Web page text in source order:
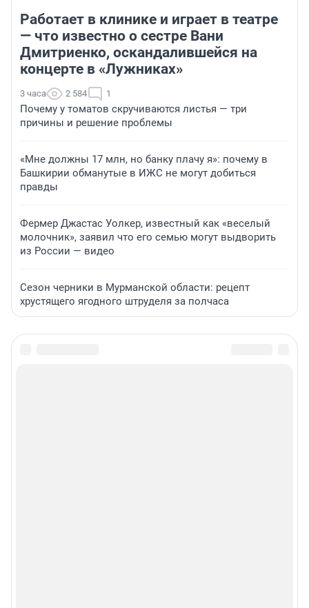
Работает в клинике и играет в театре
— что известно о сестре Вани
Дмитриенко, оскандалившейся на
концерте в «Лужниках»
3 часа 2 584 1
Почему у томатов скручиваются листья — три
причины и решение проблемы
«Мне должны 17 млн, но банку плачу я»: почему в
Башкирии обманутые в ИЖС не могут добиться
правды
Фермер Джастас Уолкер, известный как «веселый
молочник», заявил что его семью могут выдворить
из России — видео
Сезон черники в Мурманской области: рецепт
хрустящего ягодного штруделя за полчаса